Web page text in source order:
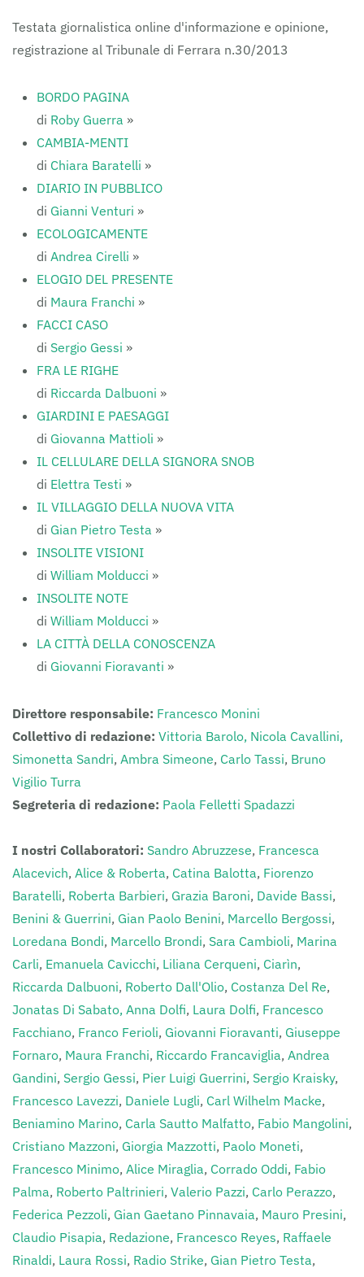
Testata giornalistica online d'informazione e opinione,
registrazione al Tribunale di Ferrara n.30/2013
BORDO PAGINA
di Roby Guerra »
CAMBIA-MENTI
di Chiara Baratelli »
DIARIO IN PUBBLICO
di Gianni Venturi »
ECOLOGICAMENTE
di Andrea Cirelli »
ELOGIO DEL PRESENTE
di Maura Franchi »
FACCI CASO
di Sergio Gessi »
FRA LE RIGHE
di Riccarda Dalbuoni »
GIARDINI E PAESAGGI
di Giovanna Mattioli »
IL CELLULARE DELLA SIGNORA SNOB
di Elettra Testi »
IL VILLAGGIO DELLA NUOVA VITA
di Gian Pietro Testa »
INSOLITE VISIONI
di William Molducci »
INSOLITE NOTE
di William Molducci »
LA CITTÀ DELLA CONOSCENZA
di Giovanni Fioravanti »
Direttore responsabile: Francesco Monini
Collettivo di redazione: Vittoria Barolo, Nicola Cavallini,
Simonetta Sandri, Ambra Simeone, Carlo Tassi, Bruno
Vigilio Turra
Segreteria di redazione: Paola Felletti Spadazzi
I nostri Collaboratori: Sandro Abruzzese, Francesca
Alacevich, Alice & Roberta, Catina Balotta, Fiorenzo
Baratelli, Roberta Barbieri, Grazia Baroni, Davide Bassi,
Benini & Guerrini, Gian Paolo Benini, Marcello Bergossi,
Loredana Bondi, Marcello Brondi, Sara Cambioli, Marina
Carli, Emanuela Cavicchi, Liliana Cerqueni, Ciarìn,
Riccarda Dalbuoni, Roberto Dall'Olio, Costanza Del Re,
Jonatas Di Sabato, Anna Dolfi, Laura Dolfi, Francesco
Facchiano, Franco Ferioli, Giovanni Fioravanti, Giuseppe
Fornaro, Maura Franchi, Riccardo Francaviglia, Andrea
Gandini, Sergio Gessi, Pier Luigi Guerrini, Sergio Kraisky,
Francesco Lavezzi, Daniele Lugli, Carl Wilhelm Macke,
Beniamino Marino, Carla Sautto Malfatto, Fabio Mangolini,
Cristiano Mazzoni, Giorgia Mazzotti, Paolo Moneti,
Francesco Minimo, Alice Miraglia, Corrado Oddi, Fabio
Palma, Roberto Paltrinieri, Valerio Pazzi, Carlo Perazzo,
Federica Pezzoli, Gian Gaetano Pinnavaia, Mauro Presini,
Claudio Pisapia, Redazione, Francesco Reyes, Raffaele
Rinaldi, Laura Rossi, Radio Strike, Gian Pietro Testa,